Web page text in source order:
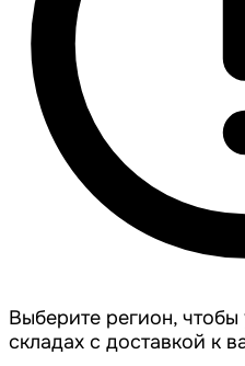
Выберите регион, чтобы
складах с доставкой к